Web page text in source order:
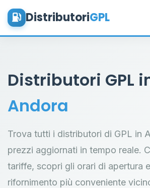
DistributoriGPL
Distributori GPL
Andora
Trova tutti i distributori di GPL in
prezzi aggiornati in tempo reale.
tariffe, scopri gli orari di apertura
rifornimento più conveniente